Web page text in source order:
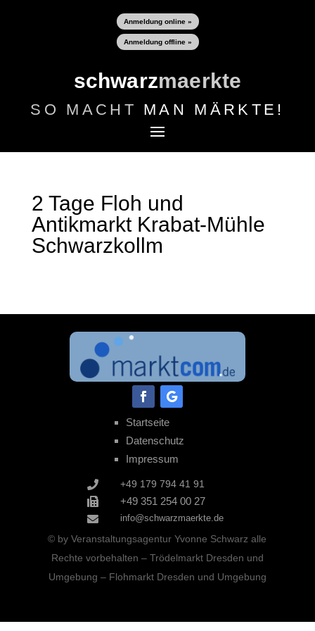
Anmeldung online »
Anmeldung offline »
schwarzmaerkte
SO MACHT MAN MÄRKTE!
2 Tage Floh und
Antikmarkt Krabat-Mühle
Schwarzkollm
Startseite
Datenschutz
Impressum

+49 179 794 41 91

+49 351 254 00 27
 info@schwarzmaerkte.de
© by VeranstaltungsagenturYvonne Schwarz alle
Rechte vorbehalten – Trödelmarkt Dresden und
Umgebung – Flohmarkt Dresden und Umgebung